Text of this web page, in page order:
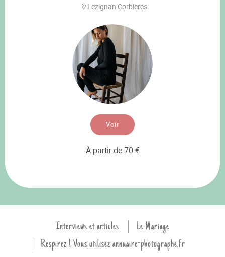
Lezignan Corbieres
Voir
À partir de 70 €
Interviews et articles
Le Mariage
Respirez ! Vous utilisez annuaire-photographe.fr